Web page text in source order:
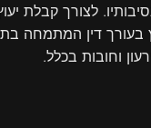
לצורך קבלת
בעורך דין המתמחה
וחובות בכלל.